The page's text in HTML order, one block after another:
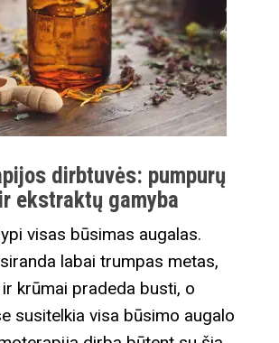
dirbtuvės: pumpurų
ekstraktų gamyba
visas būsimas augalas.
labai trumpas metas,
krūmai pradeda busti, o
susitelkia visa būsimo augalo